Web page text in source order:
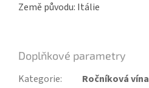
Země původu: Itálie
Doplňkové parametry
Kategorie:
Ročníková vína